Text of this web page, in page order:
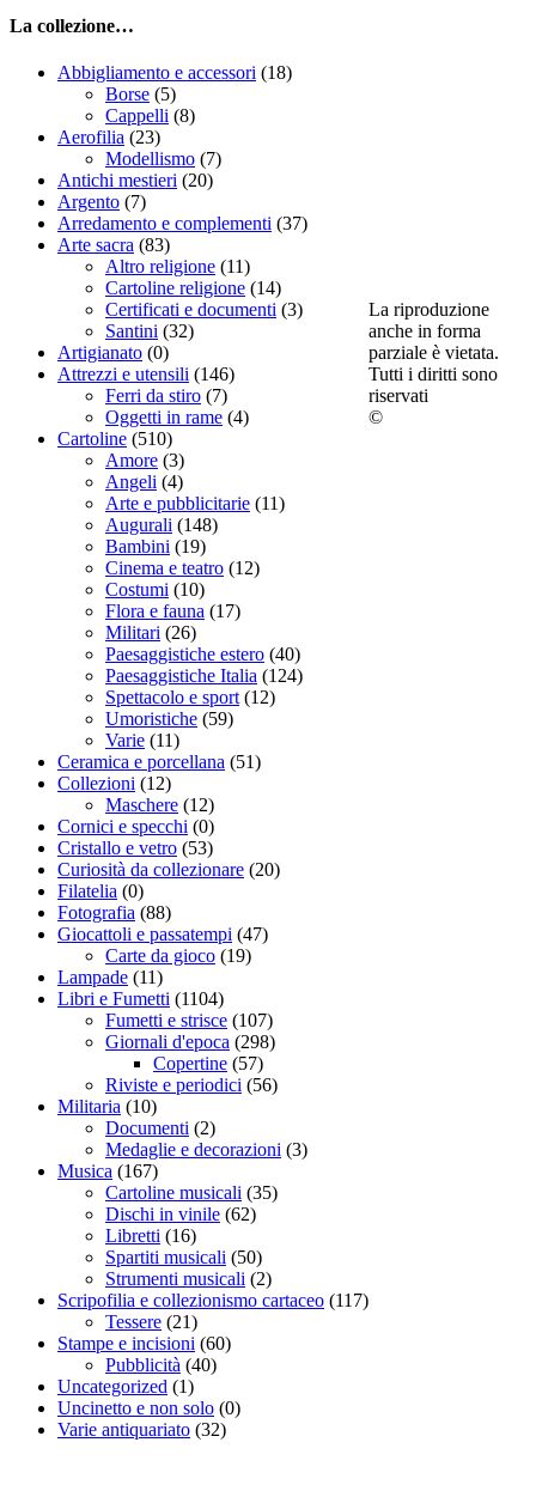
La collezione…
Abbigliamento e accessori (18)
Borse (5)
Cappelli (8)
Aerofilia (23)
Modellismo (7)
Antichi mestieri (20)
Argento (7)
Arredamento e complementi (37)
Arte sacra (83)
Altro religione (11)
Cartoline religione (14)
Certificati e documenti (3)
Santini (32)
Artigianato (0)
Attrezzi e utensili (146)
Ferri da stiro (7)
Oggetti in rame (4)
Cartoline (510)
Amore (3)
Angeli (4)
Arte e pubblicitarie (11)
Augurali (148)
Bambini (19)
Cinema e teatro (12)
Costumi (10)
Flora e fauna (17)
Militari (26)
Paesaggistiche estero (40)
Paesaggistiche Italia (124)
Spettacolo e sport (12)
Umoristiche (59)
Varie (11)
Ceramica e porcellana (51)
Collezioni (12)
Maschere (12)
Cornici e specchi (0)
Cristallo e vetro (53)
Curiosità da collezionare (20)
Filatelia (0)
Fotografia (88)
Giocattoli e passatempi (47)
Carte da gioco (19)
Lampade (11)
Libri e Fumetti (1104)
Fumetti e strisce (107)
Giornali d'epoca (298)
Copertine (57)
Riviste e periodici (56)
Militaria (10)
Documenti (2)
Medaglie e decorazioni (3)
Musica (167)
Cartoline musicali (35)
Dischi in vinile (62)
Libretti (16)
Spartiti musicali (50)
Strumenti musicali (2)
Scripofilia e collezionismo cartaceo (117)
Tessere (21)
Stampe e incisioni (60)
Pubblicità (40)
Uncategorized (1)
Uncinetto e non solo (0)
Varie antiquariato (32)
La riproduzione
anche in forma
parziale è vietata.
Tutti i diritti sono
riservati
©